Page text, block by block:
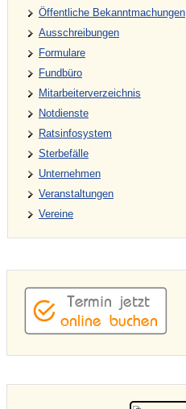
Öffentliche Bekanntmachungen
Ausschreibungen
Formulare
Fundbüro
Mitarbeiterverzeichnis
Notdienste
Ratsinfosystem
Sterbefälle
Unternehmen
Veranstaltungen
Vereine